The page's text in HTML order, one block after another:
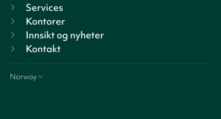
Services
Kontorer
Innsikt og nyheter
Kontakt
Norway